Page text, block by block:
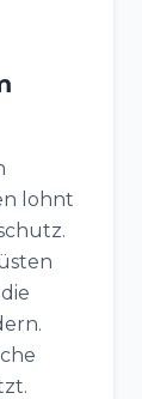
lohnt